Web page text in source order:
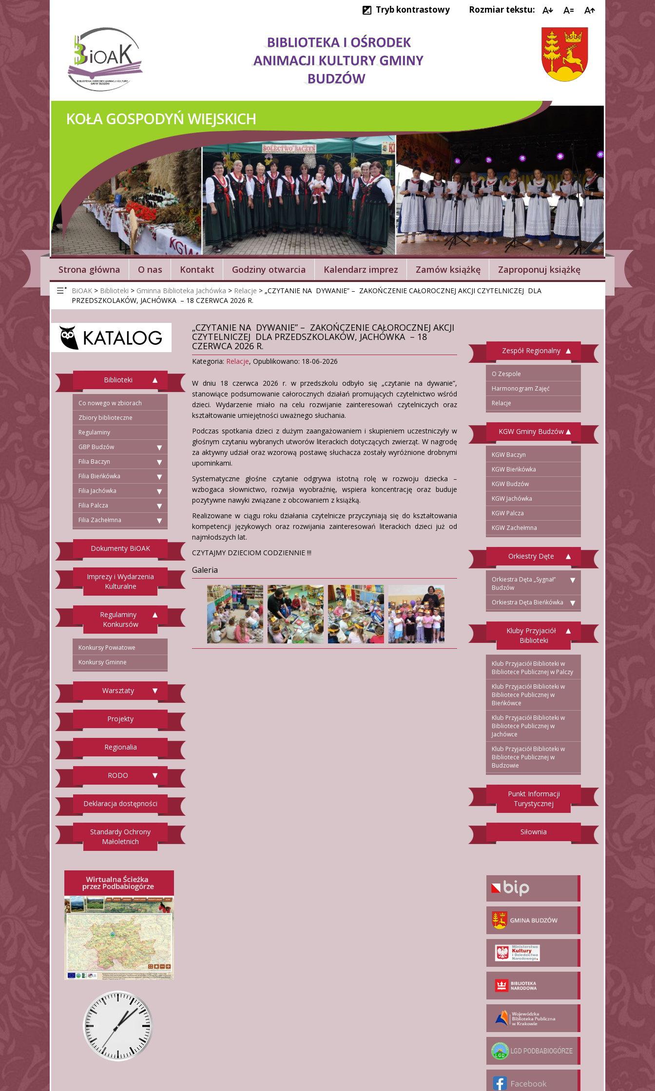
Tryb kontrastowy Rozmiar tekstu:
Strona główna O nas Kontakt Godziny otwarcia Kalendarz imprez Zamów książkę Zaproponuj książkę
BiOAK > Biblioteki > Gminna Biblioteka Jachówka > Relacje > „CZYTANIE NA DYWANIE” – ZAKOŃCZENIE CAŁOROCZNEJ AKCJI CZYTELNICZEJ DLA
PRZEDSZKOLAKÓW, JACHÓWKA – 18 CZERWCA 2026 R.
Biblioteki
Co nowego w zbiorach
Zbiory biblioteczne
Regulaminy
GBP Budzów
Filia Baczyn
Filia Bieńkówka
Filia Jachówka
Filia Palcza
Filia Zachełmna
Dokumenty BiOAK
Imprezy i Wydarzenia
Kulturalne
Regulaminy
Konkursów
Konkursy Powiatowe
Konkursy Gminne
Warsztaty
Projekty
Regionalia
RODO
Deklaracja dostępności
Standardy Ochrony
Małoletnich
„CZYTANIE NA DYWANIE” – ZAKOŃCZENIE CAŁOROCZNEJ AKCJI
CZYTELNICZEJ DLA PRZEDSZKOLAKÓW, JACHÓWKA – 18
CZERWCA 2026 R.
Kategoria: Relacje, Opublikowano: 18-06-2026
W dniu 18 czerwca 2026 r. w przedszkolu odbyło się „czytanie na dywanie”,
stanowiące podsumowanie całorocznych działań promujących czytelnictwo wśród
dzieci. Wydarzenie miało na celu rozwijanie zainteresowań czytelniczych oraz
kształtowanie umiejętności uważnego słuchania.
Podczas spotkania dzieci z dużym zaangażowaniem i skupieniem uczestniczyły w
głośnym czytaniu wybranych utworów literackich dotyczących zwierząt. W nagrodę
za aktywny udział oraz wzorową postawę słuchacza zostały wyróżnione drobnymi
upominkami.
Systematyczne głośne czytanie odgrywa istotną rolę w rozwoju dziecka –
wzbogaca słownictwo, rozwija wyobraźnię, wspiera koncentrację oraz buduje
pozytywne nawyki związane z obcowaniem z książką.
Realizowane w ciągu roku działania czytelnicze przyczyniają się do kształtowania
kompetencji językowych oraz rozwijania zainteresowań literackich dzieci już od
najmłodszych lat.
CZYTAJMY DZIECIOM CODZIENNIE !!!
Galeria
Zespół Regionalny
O Zespole
Harmonogram Zajęć
Relacje
KGW Gminy Budzów
KGW Baczyn
KGW Bieńkówka
KGW Budzów
KGW Jachówka
KGW Palcza
KGW Zachełmna
Orkiestry Dęte
Orkiestra Dęta „Sygnał”
Budzów
Orkiestra Dęta Bieńkówka
Kluby Przyjaciół
Biblioteki
Klub Przyjaciół Biblioteki w
Bibliotece Publicznej w Palczy
Klub Przyjaciół Biblioteki w
Bibliotece Publicznej w
Bieńkówce
Klub Przyjaciół Biblioteki w
Bibliotece Publicznej w
Jachówce
Klub Przyjaciół Biblioteki w
Bibliotece Publicznej w
Budzowie
Punkt Informacji
Turystycznej
Siłownia